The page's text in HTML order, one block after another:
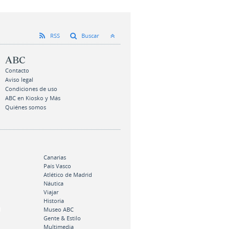
RSS Buscar
ABC
Contacto
Aviso legal
Condiciones de uso
ABC en Kiosko y Más
Quiénes somos
Canarias
País Vasco
Atlético de Madrid
Náutica
Viajar
Historia
Museo ABC
Gente & Estilo
Multimedia